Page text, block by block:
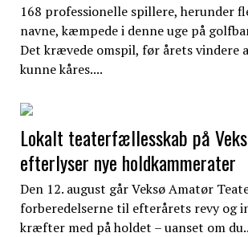
168 professionelle spillere, herunder
navne, kæmpede i denne uge på
Det krævede omspil, før årets vindere
kunne kåres....
Lokalt teaterfællesskab på
efterlyser nye holdkammerater
Den 12. august går Veksø Amatør
forberedelserne til efterårets revy og
kræfter med på holdet – uanset om